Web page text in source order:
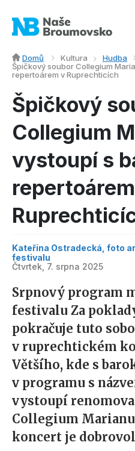
Domů Kultura
Hudba
Špičkový soubor Collegium
repertoárem v Ruprechticích
Špičkový
Collegium
vystoupí s
Kateřina Ostradecká, foto
festivalu
Čtvrtek, 7. srpna 2025
Srpnový program
festivalu Za
pokračuje tuto
v ruprechtickém
Většího, kde s
v programu s
vystoupí
Collegium
koncert je